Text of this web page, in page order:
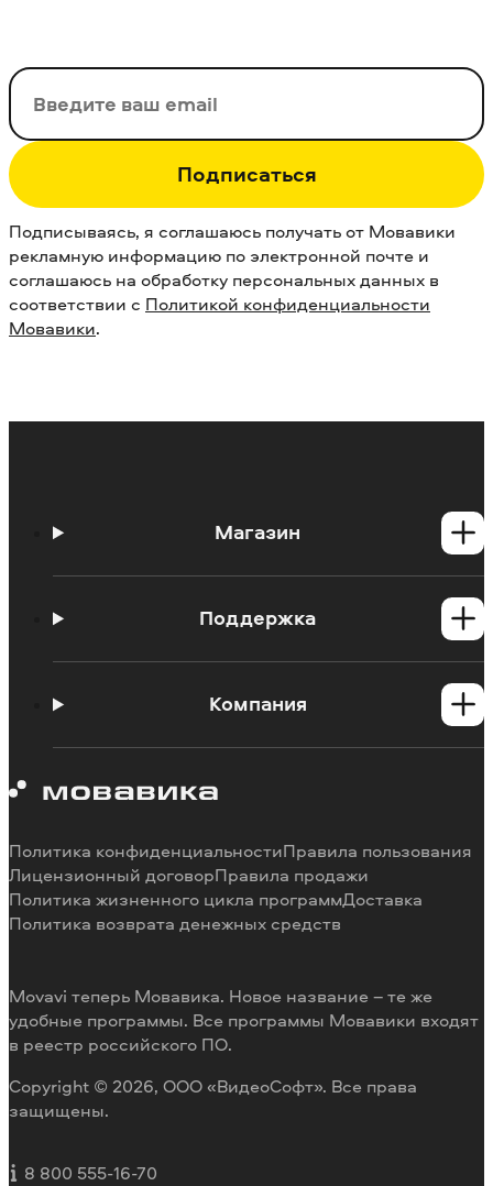
Ваш email
Подписаться
Подписываясь, я соглашаюсь получать от Мовавики
рекламную информацию по электронной почте и
соглашаюсь на обработку персональных данных в
соответствии с Политикой конфиденциальности
Мовавики.
Магазин
Программы для MacПоддержка
Инструкции
Системные требования программ
Способы оплаты
Возврат средств
Компания
Работа в Мовавике
Отзывы пользователей
Разработка видеоредактора под заказ
Movavi теперь Мовавика. Новое название – те же
удобные программы. Все программы Мовавики входят
в реестр российского ПО.
Copyright © 2026, ООО «ВидеоСофт». Все права
защищены.
8 800 555-16-70
Политика конфиденциальностиПравила пользования
Лицензионный договорПравила продажи
Политика жизненного цикла программДоставка
Политика возврата денежных средств